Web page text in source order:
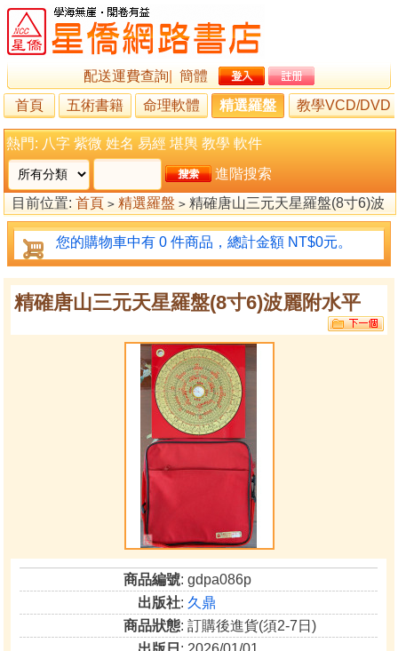
配送運費查詢
簡體
首頁
五術書籍 命理軟體 精選羅盤 教學VCD/DVD
熱門: 八字 紫微 姓名 易經 堪輿 教學 軟件
進階搜索
目前位置: 首頁 > 精選羅盤 > 精確唐山三元天星羅盤(8寸6)波
麗附水平
您的購物車中有 0 件商品，總計金額 NT$0元。
精確唐山三元天星羅盤(8寸6)波麗附水平
商品編號: gdpa086p
出版社: 久鼎
商品狀態: 訂購後進貨(須2-7日)